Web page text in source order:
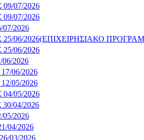
07/2026
07/2026
2026
06/2026(ΕΠΙΧΕΙΡΗΣΙΑΚΟ
06/2026
2026
06/2026
05/2026
05/2026
04/2026
2026
04/2026
03/2026